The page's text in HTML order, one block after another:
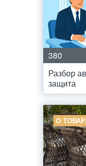
380
Разбор
защита
О